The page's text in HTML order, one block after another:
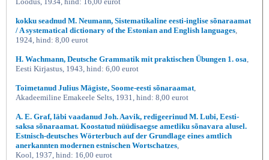
kokku seadnud M. Neumann, Sistematikaline eesti-inglise sõnaraamat
/ A systematical dictionary of the Estonian and English languages,
1924, hind: 8,00 eurot
H. Wachmann, Deutsche Grammatik mit praktischen Übungen 1. osa,
Eesti Kirjastus, 1943, hind: 6,00 eurot
Toimetanud Julius Mägiste, Soome-eesti sõnaraamat,
Akadeemiline Emakeele Selts, 1931, hind: 8,00 eurot
A. E. Graf, läbi vaadanud Joh. Aavik, redigeerinud M. Lubi, Eesti-
saksa sõnaraamat. Koostatud nüüdisaegse ametliku sõnavara alusel.
Estnisch-deutsches Wörterbuch auf der Grundlage eines amtlich
anerkannten modernen estnischen Wortschatzes,
Kool, 1937, hind: 16,00 eurot